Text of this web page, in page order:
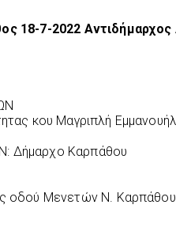
18-7-2022
κου Μαγριπλή
Δήμαρχο Καρπάθου
οδού Μενετών Ν. Καρπάθου